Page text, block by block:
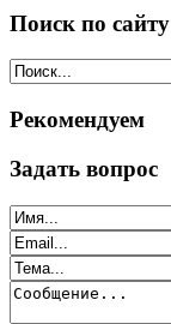
Поиск по сайту
Рекомендуем
Задать вопрос